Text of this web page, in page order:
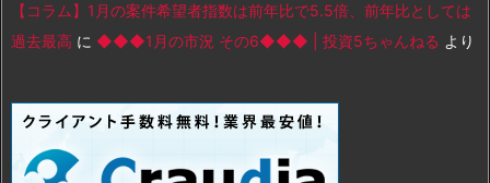
【コラム】1月の案件希望者指数は前年比で5.5倍、前年比としては
過去最高 に ◆◆◆1月の市況 その6◆◆◆ | 投資5ちゃんねる より